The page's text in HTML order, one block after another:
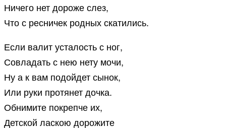
Ничего нет дороже слез,
Что с ресничек родных скатились.
Если валит усталость с ног,
Совладать с нею нету мочи,
Ну а к вам подойдет сынок,
Или руки протянет дочка.
Обнимите покрепче их,
Детской ласкою дорожите